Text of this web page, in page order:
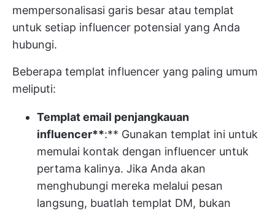
mempersonalisasi garis besar atau templat
untuk setiap influencer potensial yang Anda
hubungi.
Beberapa templat influencer yang paling umum
meliputi:
Templat email penjangkauan
influencer**:** Gunakan templat ini untuk
memulai kontak dengan influencer untuk
pertama kalinya. Jika Anda akan
menghubungi mereka melalui pesan
langsung, buatlah templat DM, bukan